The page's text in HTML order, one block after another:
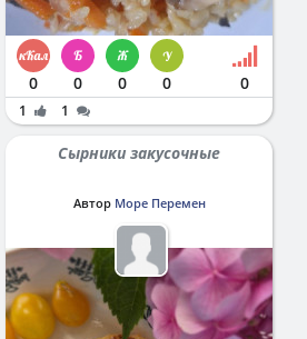
0 0 0 0 0
1 1
Сырники закусочные
Автор Море Перемен